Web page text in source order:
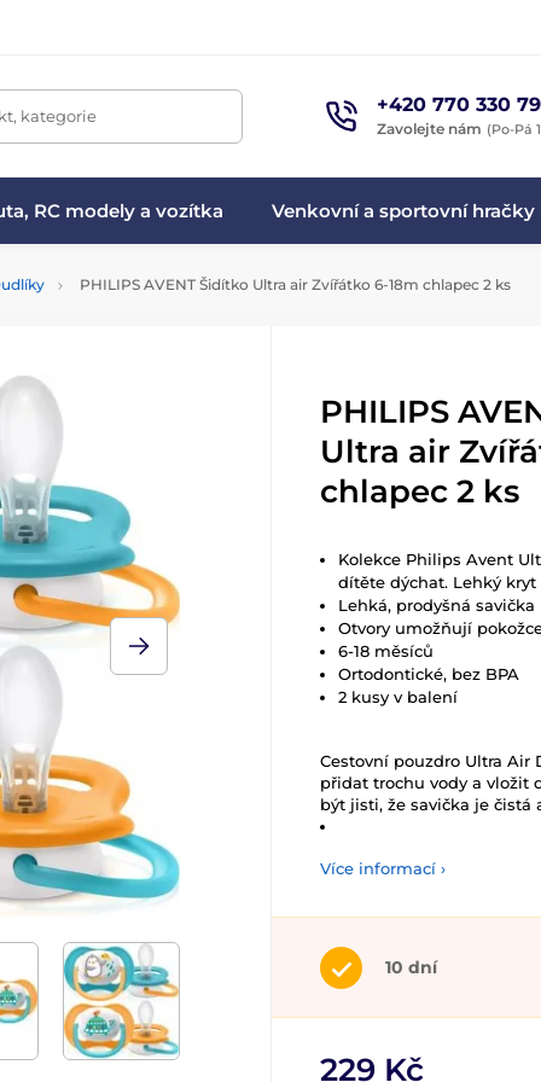
kategorie +420 770 330
Zavolejte nám (Po-Pá
RC modely a vozítka Venkovní a sportovní hračky
PHILIPS AVENT Šidítko Ultra air Zvířátko 6-18m chlapec 2 ks
PHILIPS
Ultra air
chlapec 2 ks
Kolekce Philips Avent
dítěte dýchat. Lehký
Lehká, prodyšná savička
Otvory umožňují
6-18 měsíců
Ortodontické, bez BPA
2 kusy v balení
Cestovní pouzdro Ultra Air
přidat trochu vody a vložit
být jisti, že savička je
Více informací ›
10 dní
229 Kč